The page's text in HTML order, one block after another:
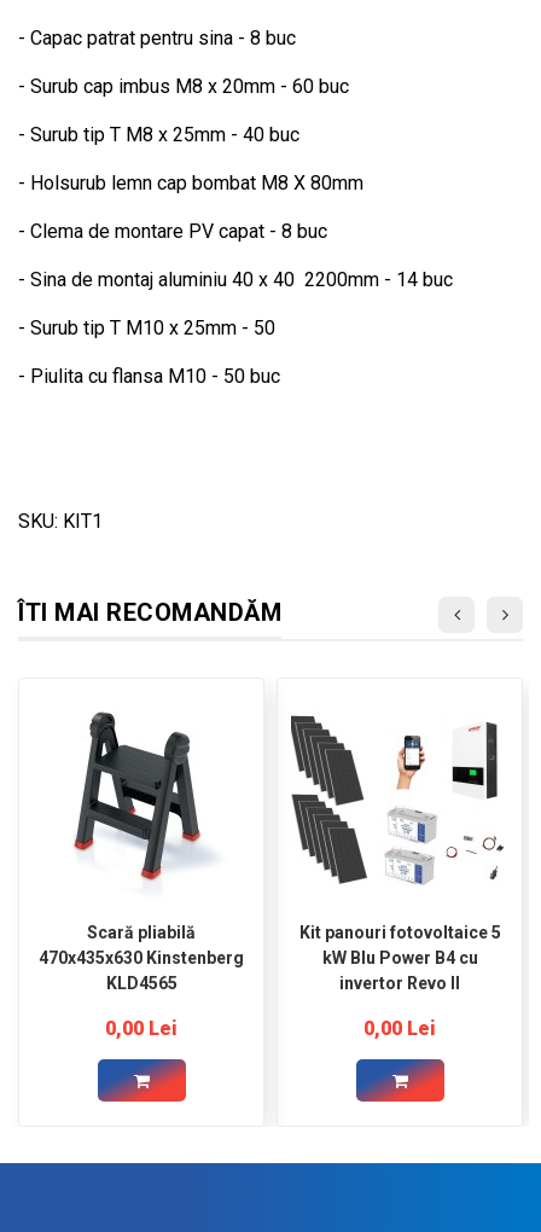
- Capac patrat pentru sina - 8 buc
- Surub cap imbus M8 x 20mm - 60 buc
- Surub tip T M8 x 25mm - 40 buc
- Holsurub lemn cap bombat M8 X 80mm
- Clema de montare PV capat - 8 buc
- Sina de montaj aluminiu 40 x 40 2200mm - 14 buc
- Surub tip T M10 x 25mm - 50
- Piulita cu flansa M10 - 50 buc
SKU: KIT1
ÎTI MAI RECOMANDĂM
Scară pliabilă
470x435x630 Kinstenberg
KLD4565
0,00 Lei
Kit panouri fotovoltaice 5
kW Blu Power B4 cu
invertor Revo II
0,00 Lei